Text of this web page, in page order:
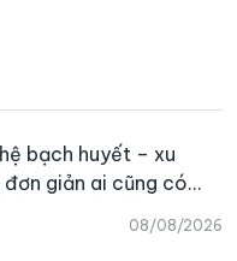
08/08/2026
bạch huyết – xu
giản ai cũng có